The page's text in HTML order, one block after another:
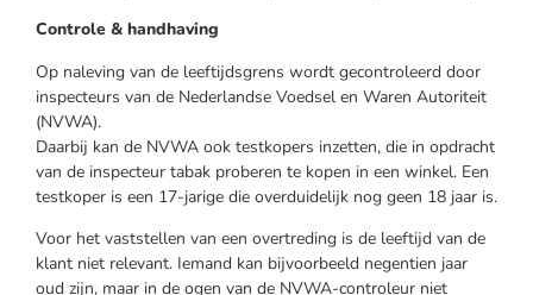
Controle & handhaving
Op naleving van de leeftijdsgrens wordt gecontroleerd door
inspecteurs van de Nederlandse Voedsel en Waren Autoriteit
(NVWA).
Daarbij kan de NVWA ook testkopers inzetten, die in opdracht
van de inspecteur tabak proberen te kopen in een winkel. Een
testkoper is een 17-jarige die overduidelijk nog geen 18 jaar is.
Voor het vaststellen van een overtreding is de leeftijd van de
klant niet relevant. Iemand kan bijvoorbeeld negentien jaar
oud zijn, maar in de ogen van de NVWA-controleur niet